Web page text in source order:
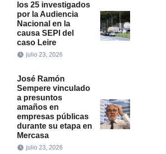
los 25 investigados
por la Audiencia
Nacional en la
causa SEPI del
caso Leire
julio 23, 2026
José Ramón
Sempere vinculado
a presuntos
amaños en
empresas públicas
durante su etapa en
Mercasa
julio 23, 2026